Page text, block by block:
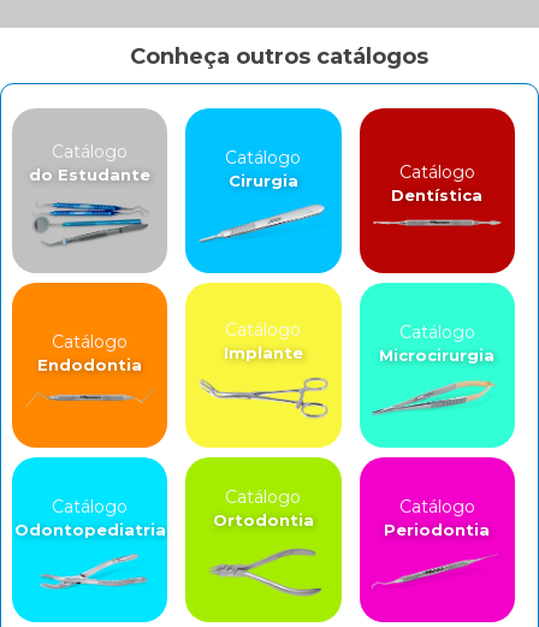
Conheça outros catálogos
Catálogo
do Estudante
Catálogo
Cirurgia Catálogo
Dentística
Catálogo
Endodontia
Catálogo
Implante
Catálogo
Microcirurgia
Catálogo
Odontopediatria
Catálogo
Ortodontia
Catálogo
Periodontia